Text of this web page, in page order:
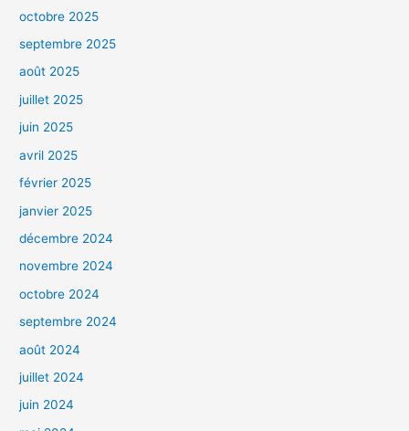
octobre 2025
septembre 2025
août 2025
juillet 2025
juin 2025
avril 2025
février 2025
janvier 2025
décembre 2024
novembre 2024
octobre 2024
septembre 2024
août 2024
juillet 2024
juin 2024